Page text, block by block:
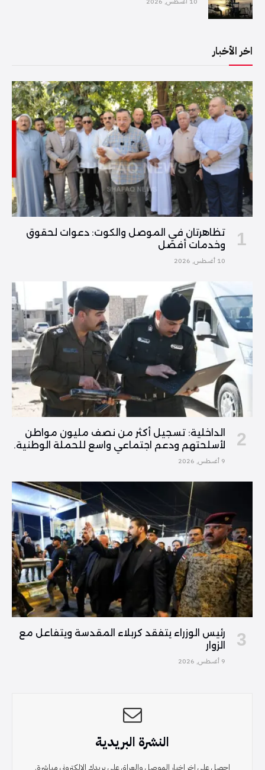
اخر الأخبار
تظاهرتان في الموصل والكوت: دعوات لحقوق
وخدمات أفضل
10 أغسطس, 2026
الداخلية: تسجيل أكثر من نصف مليون مواطن
لأسلحتهم ودعم اجتماعي واسع للحملة الوطنية.
9 أغسطس, 2026
رئيس الوزراء يتفقد كربلاء المقدسة ويتفاعل مع
الزوار
9 أغسطس, 2026
النشرة البريدية
احصل على اخر اخبار الموصل والعراق على بريدك الإلكتروني مباشرة.